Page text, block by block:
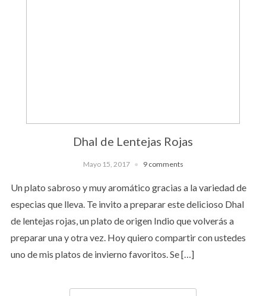
Dhal de Lentejas Rojas
Mayo 15, 2017 9 comments
Un plato sabroso y muy aromático gracias a la variedad de
especias que lleva. Te invito a preparar este delicioso Dhal
de lentejas rojas, un plato de origen Indio que volverás a
preparar una y otra vez. Hoy quiero compartir con ustedes
uno de mis platos de invierno favoritos. Se […]